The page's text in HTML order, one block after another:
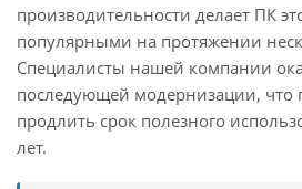
производительности делает ПК
популярными на протяжении
Специалисты нашей компании
последующей модернизации, что
продлить срок полезного
лет.